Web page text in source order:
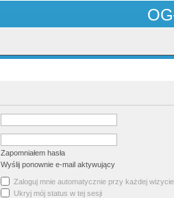
Zapomniałem hasła
Wyślij ponownie e-mail aktywujący
Zaloguj mnie automatycznie przy każdej wizycie
Ukryj mój status w tej sesji